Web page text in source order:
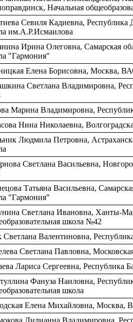
Начальная
Севиля Кадиевна, Республика
им.А.Р.Исмаилова
Ирина Олеговна, Самарская
"Гармония"
Елена Борисовна, Москва,
Светлана Владимировна,
Марина Владимировна,
Нина Николаевна,
Людмила Петровна,
Светлана Васильевна,
Татьяна Васильевна,
"Гармония"
Светлана Ивановна, Ханты-
школа №42
Светлана Валентиновна,
Светлана Павловна,
Лариса Сергеевна, Республика
Фануза Наиловна,
школа
Елена Михайловна, Москва,
Лилианна Владимировна,